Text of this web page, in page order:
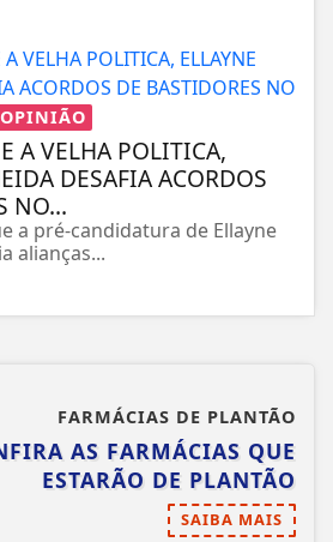
A VELHA POLITICA,
DESAFIA ACORDOS
NO...
a pré-candidatura de Ellayne
alianças...
FARMÁCIAS DE PLANTÃO
AS FARMÁCIAS QUE
ESTARÃO DE PLANTÃO
SAIBA MAIS